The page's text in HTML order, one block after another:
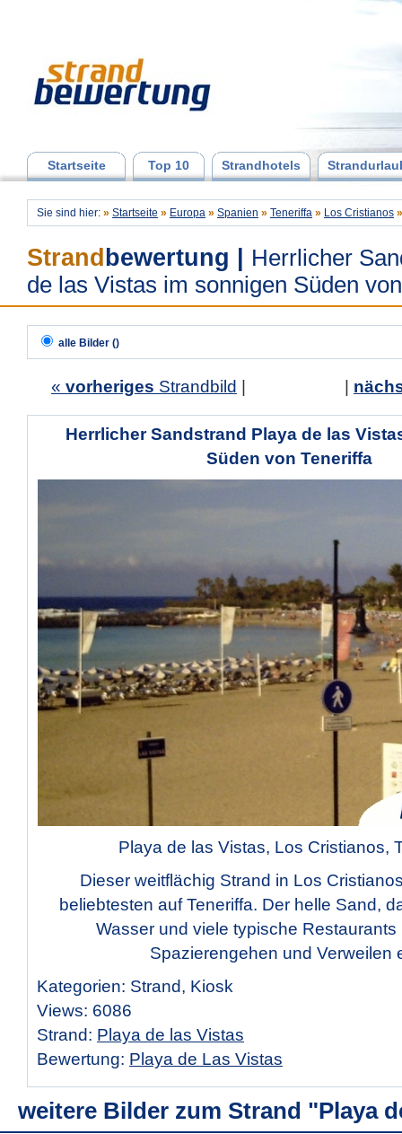
Startseite Top 10 Strandhotels
Sie sind hier: » Startseite » Europa » Spanien » Teneriffa » Los Cristianos »
Strand bewertung
Herrlicher
de las Vistas im sonnigen Süden
alle Bilder ()
« vorheriges Strandbild
Herrlicher Sandstrand Playa de las
Süden von Teneriffa
Playa de las Vistas, Los Cristianos,
Dieser weitflächig Strand in Los
beliebtesten auf Teneriffa. Der helle Sand,
Wasser und viele typische Restaurants
Spazierengehen und Verweilen
Kategorien: Strand, Kiosk
Views: 6086
Strand: Playa de las Vistas
Bewertung: Playa de Las Vistas
weitere Bilder zum Strand "Playa